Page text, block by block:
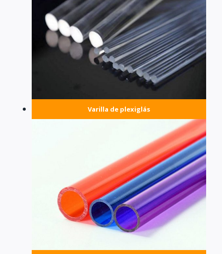
Varilla de plexiglás